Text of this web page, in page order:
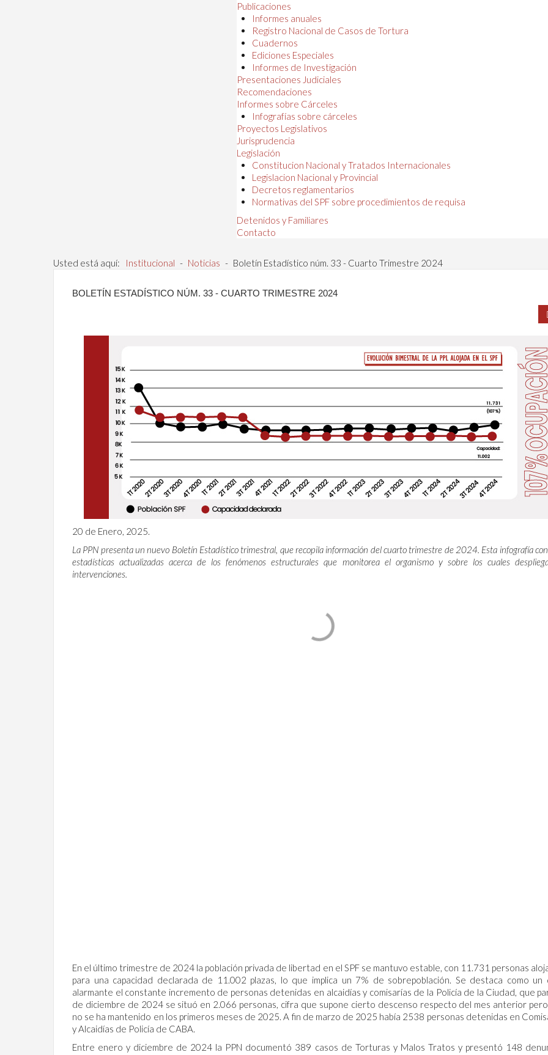
Publicaciones
Informes anuales
Registro Nacional de Casos de Tortura
Cuadernos
Ediciones Especiales
Informes de Investigación
Presentaciones Judiciales
Recomendaciones
Informes sobre Cárceles
Infografías sobre cárceles
Proyectos Legislativos
Jurisprudencia
Legislación
Constitucion Nacional y Tratados Internacionales
Legislacion Nacional y Provincial
Decretos reglamentarios
Normativas del SPF sobre procedimientos de requisa
Detenidos y Familiares
Contacto
Usted está aquí: Institucional - Noticias - Boletín Estadístico núm. 33 - Cuarto Trimestre 2024
BOLETÍN ESTADÍSTICO NÚM. 33 - CUARTO TRIMESTRE 2024
20 de Enero, 2025.
La PPN presenta un nuevo Boletín Estadístico trimestral, que recopila información del cuarto trimestre de 2024. Esta infografía
estadísticas actualizadas acerca de los fenómenos estructurales que monitorea el organismo y sobre los cuales
intervenciones.
En el último trimestre de 2024 la población privada de libertad en el SPF se mantuvo estable, con 11.731 personas
para una capacidad declarada de 11.002 plazas, lo que implica un 7% de sobrepoblación. Se destaca como un
alarmante el constante incremento de personas detenidas en alcaidías y comisarías de la Policía de la Ciudad, que
de diciembre de 2024 se situó en 2.066 personas, cifra que supone cierto descenso respecto del mes anterior
no se ha mantenido en los primeros meses de 2025. A fin de marzo de 2025 había 2538 personas detenidas en
y Alcaidías de Policía de CABA.
Entre enero y diciembre de 2024 la PPN documentó 389 casos de Torturas y Malos Tratos y presentó 148